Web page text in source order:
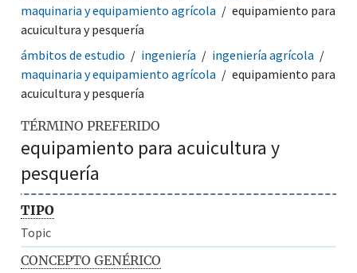
maquinaria y equipamiento agrícola
equipamiento para
acuicultura y pesquería
ámbitos de estudio
ingeniería
ingeniería agrícola
maquinaria y equipamiento agrícola
equipamiento para
acuicultura y pesquería
TÉRMINO PREFERIDO
equipamiento para acuicultura y
pesquería
TIPO
Topic
CONCEPTO GENÉRICO